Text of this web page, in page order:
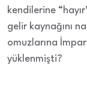
kendilerine
gelir kaynağını
omuzlarına
yüklenmişti?